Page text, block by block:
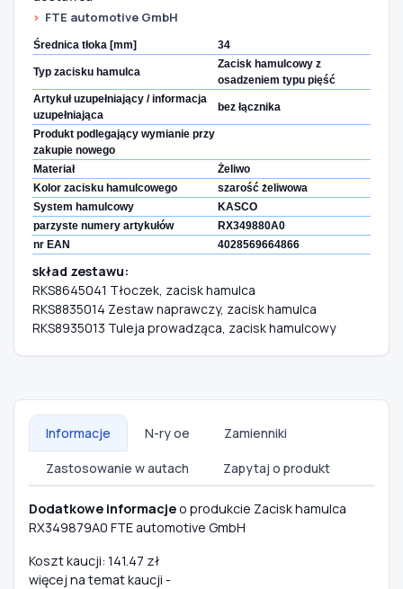
FTE automotive GmbH
Średnica tłoka [mm] 34
Typ zacisku hamulca
Zacisk hamulcowy z
osadzeniem typu pięść
Artykuł uzupełniający / informacja
uzupełniająca
bez łącznika
Produkt podlegający wymianie przy
zakupie nowego
Materiał
Żeliwo
Kolor zacisku hamulcowego
szarość żeliwowa
System hamulcowy
KASCO
parzyste numery artykułów
RX349880A0
nr EAN
4028569664866
skład zestawu:
RKS8645041 Tłoczek, zacisk hamulca
RKS8835014 Zestaw naprawczy, zacisk hamulca
RKS8935013 Tuleja prowadząca, zacisk hamulcowy
Informacje N-ry oe Zamienniki
Zastosowanie w autach Zapytaj o produkt
Dodatkowe informacjeo produkcie Zacisk hamulca
RX349879A0 FTE automotive GmbH
Koszt kaucji: 141.47 zł
więcej na temat kaucji -